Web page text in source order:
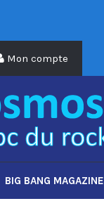
Mon compte
BIG BANG MAGAZINE